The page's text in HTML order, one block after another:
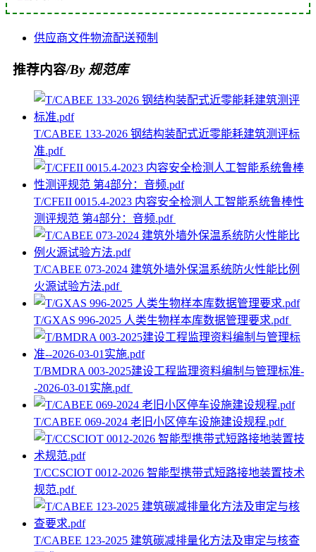
供应商文件物流配送预制
推荐内容/By 规范库
T/CABEE 133-2026 钢结构装配式近零能耗建筑测评标
准.pdf
T/CFEII 0015.4-2023 内容安全检测人工智能系统鲁棒性
测评规范 第4部分：音频.pdf
T/CABEE 073-2024 建筑外墙外保温系统防火性能比例
火源试验方法.pdf
T/GXAS 996-2025 人类生物样本库数据管理要求.pdf
T/BMDRA 003-2025建设工程监理资料编制与管理标准-
-2026-03-01实施.pdf
T/CABEE 069-2024 老旧小区停车设施建设规程.pdf
T/CCSCIOT 0012-2026 智能型携带式短路接地装置技术
规范.pdf
T/CABEE 123-2025 建筑碳减排量化方法及审定与核查